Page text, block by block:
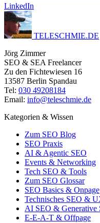
LinkedIn
TELESCHMIE.DE
Jörg Zimmer
SEO & SEA Freelancer
Zu den Fichtewiesen 16
13587 Berlin Spandau
Tel: 030 49208184
Email: info@teleschmie.de
Kategorien & Wissen
Zum SEO Blog
SEO Praxis
AI & Agentic SEO
Events & Networking
Tech SEO & Tools
Zum SEO Glossar
SEO Basics & Onpage
Technisches SEO &
AI SEO & Generative
E-E-A-T & Offpage